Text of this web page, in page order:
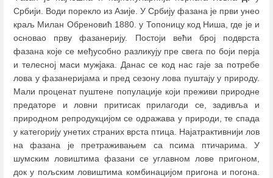
Србији. Води порекло из Азије. У Србију фазана је први унео
краљ Милан Обреновић 1880. у Топоницу код Ниша, где је и
основао прву фазанерију. Постоји већи број подврста
фазана које се међусобно разликују пре свега по боји перја
и телесној маси мужјака. Данас се код нас гаје за потребе
лова у фазанеријама и пред сезону лова пуштају у природу.
Мали проценат пуштене популације који преживи природне
предаторе и ловни притисак прилагоди се, задивља и
природном репродукцијом се одражава у природи, те спада
у категорију унетих страних врста птица. Најатрактивнији лов
на фазана је претраживањем са псима птичарима. У
шумским ловиштима фазани се углавном лове пригоном,
док у пољским ловиштима комбинацијом пригона и погона.